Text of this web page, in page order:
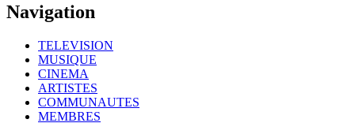
Navigation
TELEVISION
MUSIQUE
CINEMA
ARTISTES
COMMUNAUTES
MEMBRES